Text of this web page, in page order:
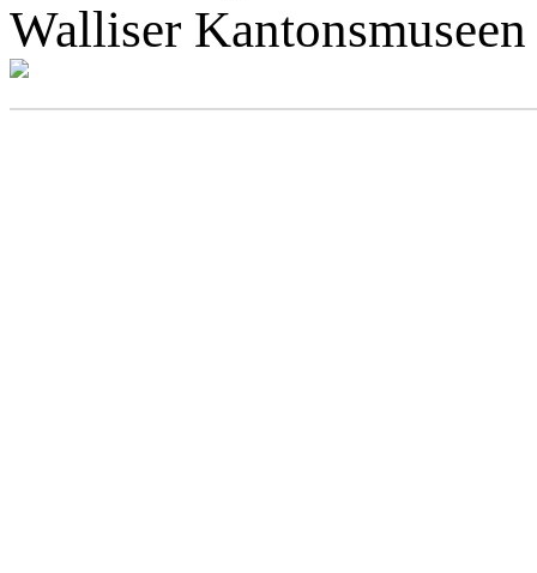
Walliser Kantonsmuseen